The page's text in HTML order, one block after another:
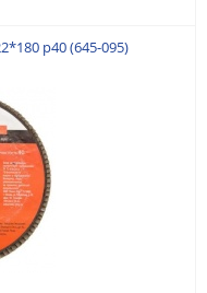
р40 (645-095)